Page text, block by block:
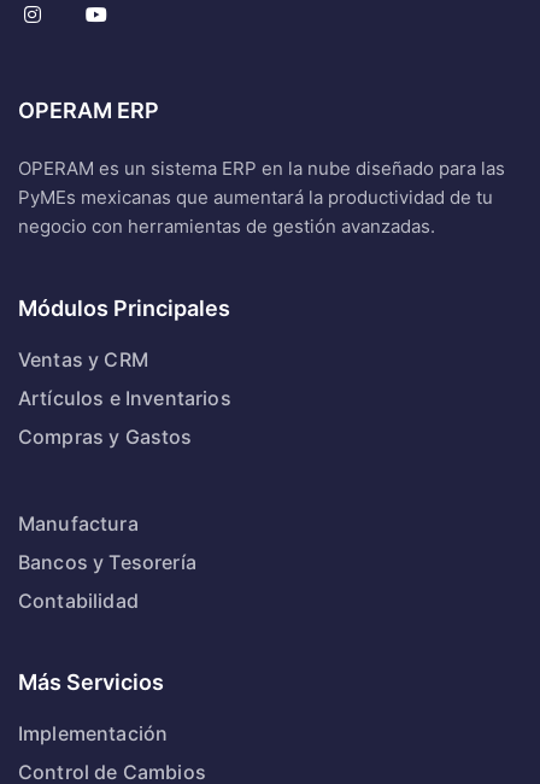
OPERAM ERP
OPERAM es un sistema ERP en la nube diseñado para las
PyMEs mexicanas que aumentará la productividad de tu
negocio con herramientas de gestión avanzadas.
Módulos Principales
Ventas y CRM
Artículos e Inventarios
Compras y Gastos
Manufactura
Bancos y Tesorería
Contabilidad
Más Servicios
Implementación
Control de Cambios